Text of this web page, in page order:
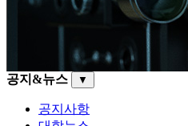
공지&뉴스 ▼
공지사항